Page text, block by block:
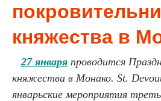
княжества в
27 января проводится
княжества в Монако. St.
январьские мероприятия